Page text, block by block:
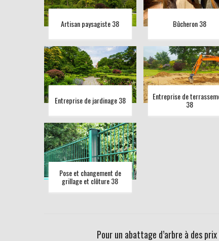
Artisan paysagiste 38 Bûcheron 38
Entreprise de jardinage 38 Entreprise de
38
Pose et changement de
grillage et clôture 38
Pour un abattage d’arbre à des